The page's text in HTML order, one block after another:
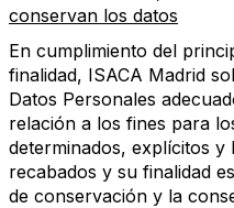
conservan los datos
En cumplimiento del
finalidad, ISACA Madrid
Datos Personales
relación a los fines para
determinados, explícitos y
recabados y su finalidad
de conservación y la